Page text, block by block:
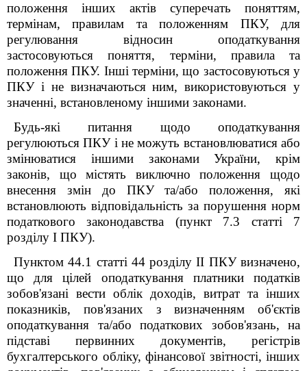
положення інших актів суперечать поняттям,
термінам, правилам та положенням ПКУ, для
регулювання відносин оподаткування
застосовуються поняття, терміни, правила та
положення ПКУ. Інші терміни, що застосовуються у
ПКУ і не визначаються ним, використовуються у
значенні, встановленому іншими законами.
Будь-які питання щодо оподаткування
регулюються ПКУ і не можуть встановлюватися або
змінюватися іншими законами України, крім
законів, що містять виключно положення щодо
внесення змін до ПКУ та/або положення, які
встановлюють відповідальність за порушення норм
податкового законодавства (пункт 7.3 статті 7
розділу І ПКУ).
Пунктом 44.1 статті 44 розділу ІІ ПКУ визначено,
що для цілей оподаткування платники податків
зобов'язані вести облік доходів, витрат та інших
показників, пов'язаних з визначенням об'єктів
оподаткування та/або податкових зобов'язань, на
підставі первинних документів, регістрів
бухгалтерського обліку, фінансової звітності, інших